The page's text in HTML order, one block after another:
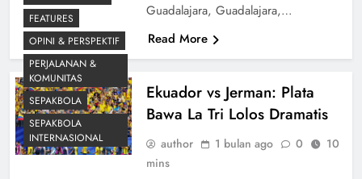
Guadalajara, Guadalajara,…
Read More
FEATURES
OPINI & PERSPEKTIF
PERJALANAN &
KOMUNITAS
SEPAKBOLA
SEPAKBOLA
INTERNASIONAL
Ekuador vs Jerman: Plata
Bawa La Tri Lolos Dramatis
author 1 bulan ago 0
10
mins